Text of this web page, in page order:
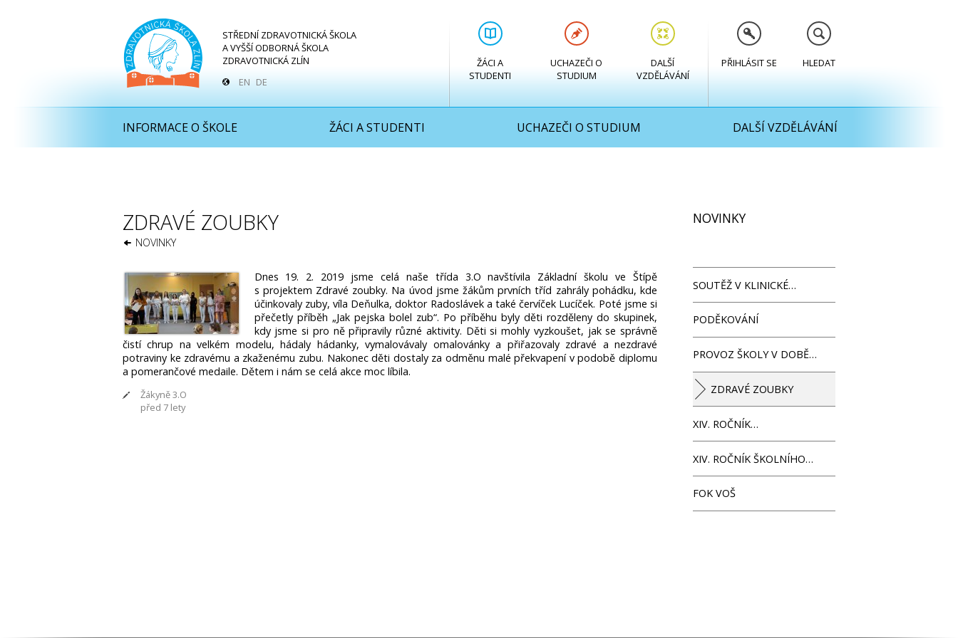
STŘEDNÍ ZDRAVOTNICKÁ ŠKOLA
A VYŠŠÍ ODBORNÁ ŠKOLA
ZDRAVOTNICKÁ ZLÍN
EN DE
ŽÁCI A
STUDENTI
UCHAZEČI O
STUDIUM
DALŠÍ
VZDĚLÁVÁNÍ
PŘIHLÁSIT SE HLEDAT
INFORMACE O ŠKOLE ŽÁCI A STUDENTI UCHAZEČI O STUDIUM DALŠÍ VZDĚLÁVÁNÍ
ZDRAVÉ ZOUBKY
NOVINKY
Dnes 19. 2. 2019 jsme celá naše třída 3.O navští­vila Základní školu ve Štípě
s projektem Zdravé zoubky. Na úvod jsme žákům prvních tříd zahrály pohádku, kde
účinkovaly zuby, víla Deňulka, doktor Radoslávek a také červíček Lucíček. Poté jsme si
přečetly příběh „Jak pejska bolel zub“. Po příběhu byly děti rozděleny do skupinek,
kdy jsme si pro ně připravily různé aktivity. Děti si mohly vyzkoušet, jak se správně
čistí chrup na velkém modelu, hádaly hádanky, vymalovávaly omalovánky a přiřazovaly zdravé a nezdravé
potraviny ke zdravému a zkaženému zubu. Nakonec děti dostaly za odměnu malé překvapení v podobě diplomu
a pomerančové medaile. Dětem i nám se celá akce moc líbila.
Žákyně 3.O
před 7 lety
NOVINKY
SOUTĚŽ V KLINICKÉ…
PODĚKOVÁNÍ
PROVOZ ŠKOLY V DOBĚ…
ZDRAVÉ ZOUBKY
XIV. ROČNÍK…
XIV. ROČNÍK ŠKOLNÍHO…
FOK VOŠ